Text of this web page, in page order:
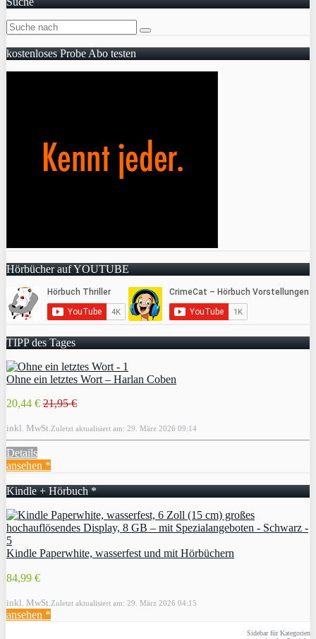
kostenloses Probe Abo testen
Hörbücher auf YOUTUBE
TIPP des Tages
Ohne ein letztes Wort – Harlan Coben
20,44 € 21,95 €
inkl. MwSt. Zuletzt aktualisiert am: 29. März 2026 09:14
Details
ansehen *
Kindle + Hörbuch *
Kindle Paperwhite, wasserfest und mit Hörbüchern
84,99 €
inkl. MwSt. Zuletzt aktualisiert am: 29. März 2026 04:15
ansehen *
Sidebar für Kategorien